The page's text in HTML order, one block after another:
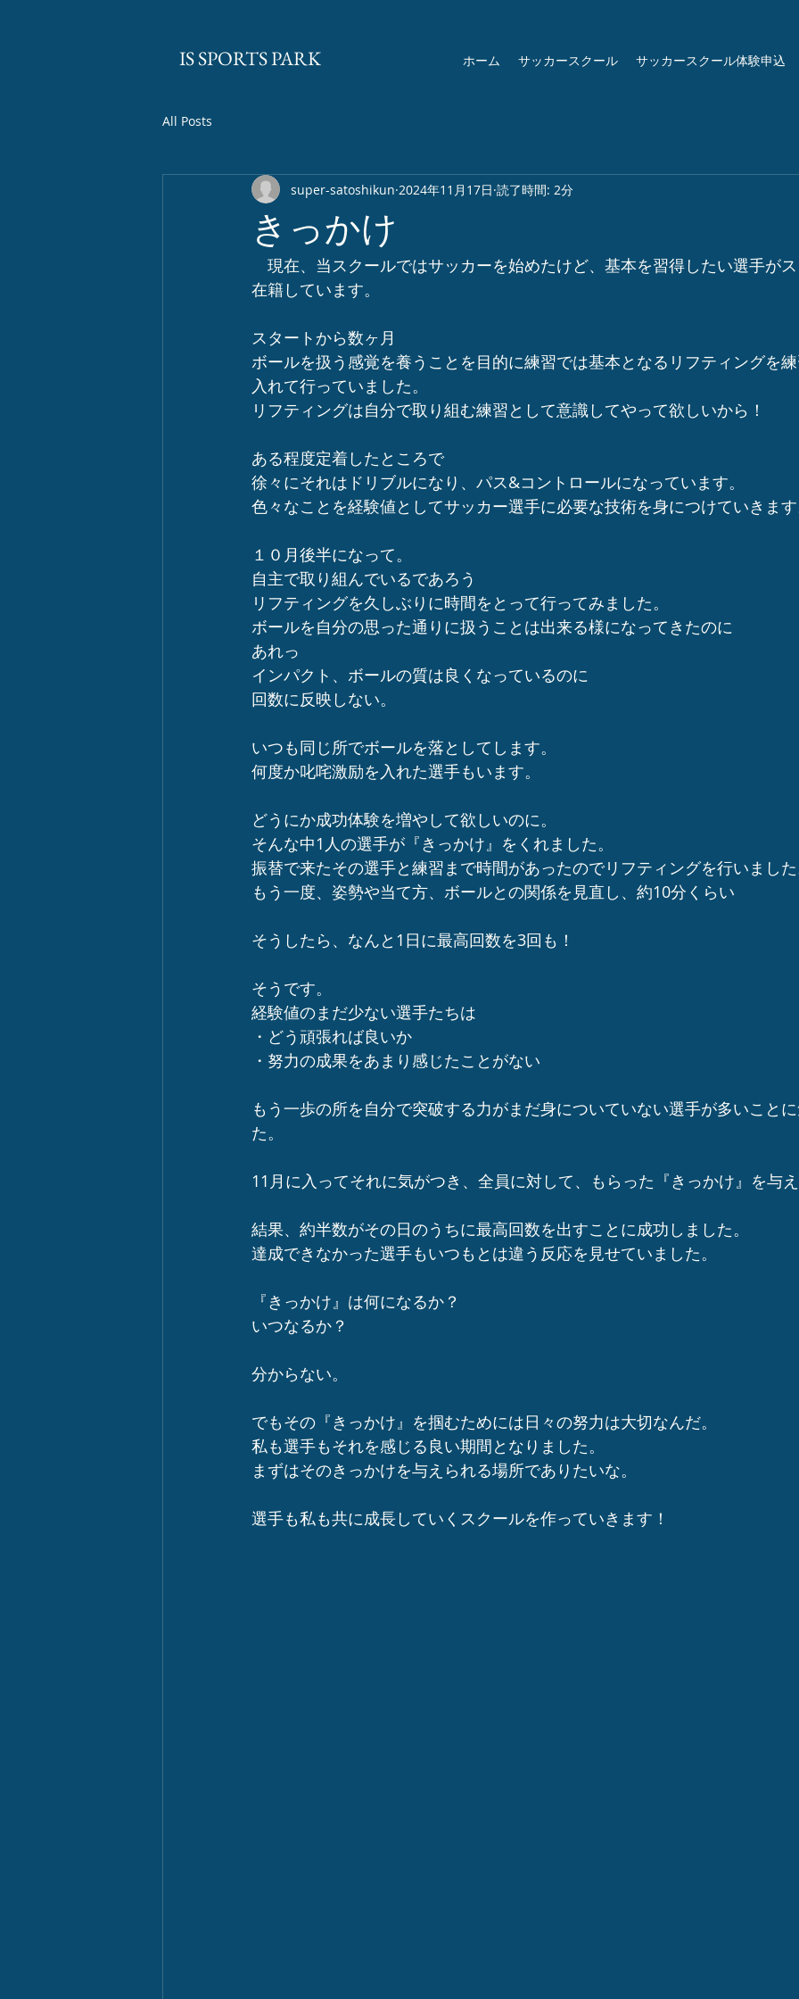
ホーム サッカースクール サッカースクール体験申込
​IS SPORTS PARK
All Posts
きっかけ
super-satoshikun 2024年11月17日 読了時間: 2分
現在、当スクールではサッカーを始めたけど、基本を習得したい選手が
在籍しています。
スタートから数ヶ月
ボールを扱う感覚を養うことを目的に練習では基本となるリフティングを
入れて行っていました。
リフティングは自分で取り組む練習として意識してやって欲しいから！
ある程度定着したところで
徐々にそれはドリブルになり、パス&コントロールになっています。
色々なことを経験値としてサッカー選手に必要な技術を身につけていきま
１０月後半になって。
自主で取り組んでいるであろう
リフティングを久しぶりに時間をとって行ってみました。
ボールを自分の思った通りに扱うことは出来る様になってきたのに
あれっ
インパクト、ボールの質は良くなっているのに
回数に反映しない。
いつも同じ所でボールを落としてします。
何度か叱咤激励を入れた選手もいます。
どうにか成功体験を増やして欲しいのに。
そんな中1人の選手が『きっかけ』をくれました。
振替で来たその選手と練習まで時間があったのでリフティングを行いまし
もう一度、姿勢や当て方、ボールとの関係を見直し、約10分くらい
そうしたら、なんと1日に最高回数を3回も！
そうです。
経験値のまだ少ない選手たちは
・どう頑張れば良いか
・努力の成果をあまり感じたことがない
もう一歩の所を自分で突破する力がまだ身についていない選手が多いこと
た。
11月に入ってそれに気がつき、全員に対して、もらった『きっかけ』を与
結果、約半数がその日のうちに最高回数を出すことに成功しました。
達成できなかった選手もいつもとは違う反応を見せていました。
『きっかけ』は何になるか？
いつなるか？
分からない。
でもその『きっかけ』を掴むためには日々の努力は大切なんだ。
私も選手もそれを感じる良い期間となりました。
まずはそのきっかけを与えられる場所でありたいな。
選手も私も共に成長していくスクールを作っていきます！